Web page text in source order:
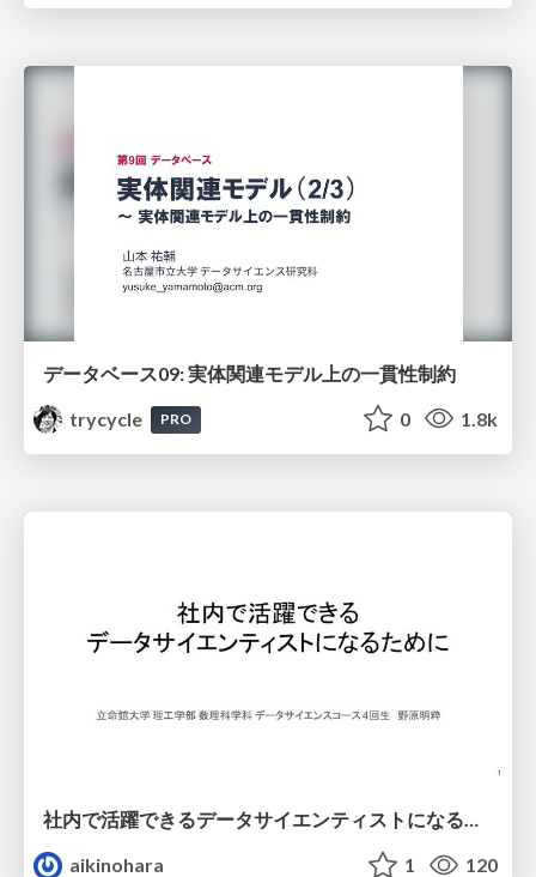
データベース09: 実体関連モデル上の一貫性制約
trycycle
PRO 0 1.8k
社内で活躍できるデータサイエンティストになるために
aikinohara
1 120